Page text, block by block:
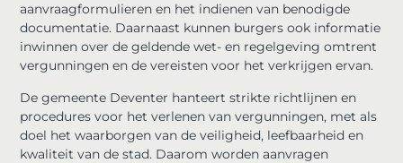
aanvraagformulieren en het indienen van benodigde
documentatie. Daarnaast kunnen burgers ook informatie
inwinnen over de geldende wet- en regelgeving omtrent
vergunningen en de vereisten voor het verkrijgen ervan.
De gemeente Deventer hanteert strikte richtlijnen en
procedures voor het verlenen van vergunningen, met als
doel het waarborgen van de veiligheid, leefbaarheid en
kwaliteit van de stad. Daarom worden aanvragen